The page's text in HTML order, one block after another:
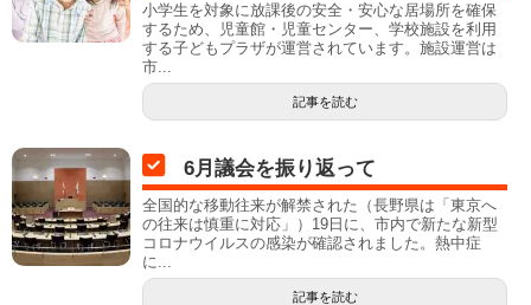
小学生を対象に放課後の安全・安心な居場所を確保
するため、児童館・児童センター、学校施設を利用
する子どもプラザが運営されています。施設運営は
市...
記事を読む
6月議会を振り返って
全国的な移動往来が解禁された（長野県は「東京へ
の往来は慎重に対応」）19日に、市内で新たな新型
コロナウイルスの感染が確認されました。熱中症
に...
記事を読む